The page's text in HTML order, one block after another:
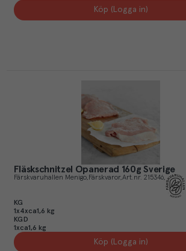
Köp (Logga in)
Fläskschnitzel Opanerad 160g Sverige
Färskvaruhallen Menigo Färskvaror Art.nr. 215346
KG
1x4xca1,6 kg
KGD
1xca1,6 kg
Köp (Logga in)